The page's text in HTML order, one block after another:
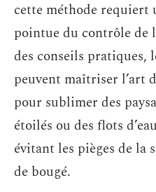
cette méthode requiert
pointue du contrôle de
des conseils pratiques,
peuvent maîtriser l’art
pour sublimer des
étoilés ou des flots
évitant les pièges de la
de bougé.